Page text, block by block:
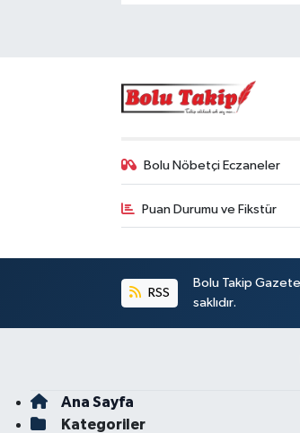
Bolu Nöbetçi Eczaneler
Puan Durumu ve Fikstür
RSS
Bolu Takip
saklıdır.
Ana Sayfa
Kategoriler